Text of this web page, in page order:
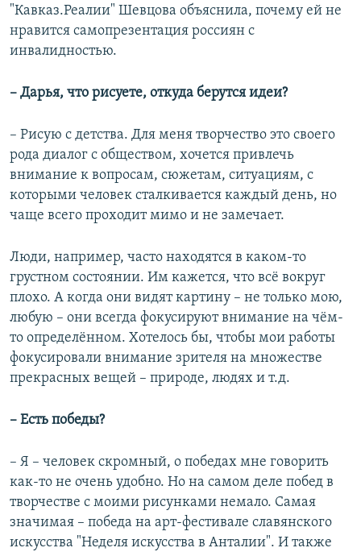
"Кавказ.Реалии" Шевцова объяснила, почему ей не
нравится самопрезентация россиян с
инвалидностью.
– Дарья, что рисуете, откуда берутся идеи?
– Рисую с детства. Для меня творчество это своего
рода диалог с обществом, хочется привлечь
внимание к вопросам, сюжетам, ситуациям, с
которыми человек сталкивается каждый день, но
чаще всего проходит мимо и не замечает.
Люди, например, часто находятся в каком-то
грустном состоянии. Им кажется, что всё вокруг
плохо. А когда они видят картину – не только мою,
любую – они всегда фокусируют внимание на чём-
то определённом. Хотелось бы, чтобы мои работы
фокусировали внимание зрителя на множестве
прекрасных вещей – природе, людях и т.д.
– Есть победы?
– Я – человек скромный, о победах мне говорить
как-то не очень удобно. Но на самом деле побед в
творчестве с моими рисунками немало. Самая
значимая – победа на арт-фестивале славянского
искусства "Неделя искусства в Анталии". И также